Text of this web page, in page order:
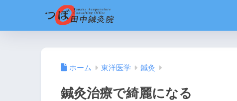
ホーム 東洋医学 鍼灸
鍼灸治療で綺麗になる